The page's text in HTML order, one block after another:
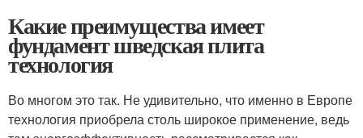
Какие преимущества имеет
фундамент шведская плита
технология
Во многом это так. Не удивительно, что именно в Европе
технология приобрела столь широкое применение, ведь